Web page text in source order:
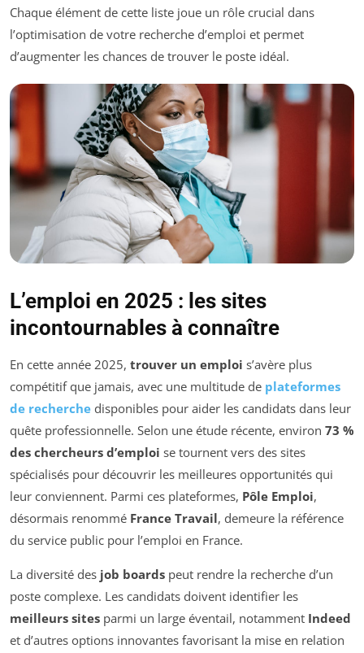
Chaque élément de cette liste joue un rôle crucial dans
l’optimisation de votre recherche d’emploi et permet
d’augmenter les chances de trouver le poste idéal.
L’emploi en 2025 : les sites
incontournables à connaître
En cette année 2025, trouver un emploi s’avère plus
compétitif que jamais, avec une multitude de plateformes
de recherche disponibles pour aider les candidats dans leur
quête professionnelle. Selon une étude récente, environ 73 %
des chercheurs d’emploi se tournent vers des sites
spécialisés pour découvrir les meilleures opportunités qui
leur conviennent. Parmi ces plateformes, Pôle Emploi,
désormais renommé France Travail, demeure la référence
du service public pour l’emploi en France.
La diversité des job boards peut rendre la recherche d’un
poste complexe. Les candidats doivent identifier les
meilleurs sites parmi un large éventail, notamment Indeed
et d’autres options innovantes favorisant la mise en relation